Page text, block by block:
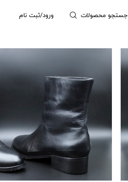
ورود/ثبت نام جستجو محصولات